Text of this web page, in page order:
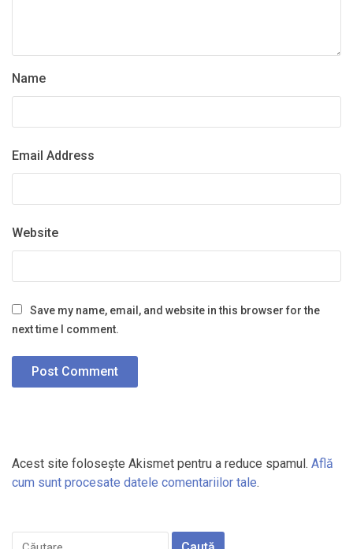
Name
Email Address
Website
Save my name, email, and website in this browser for the
next time I comment.
Acest site folosește Akismet pentru a reduce spamul. Află
cum sunt procesate datele comentariilor tale.
Caută